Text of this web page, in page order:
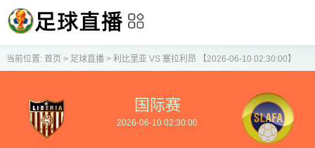
当前位置: 首页 > 足球直播> 利比里亚 VS 塞拉利昂 【2026-06-10 02:30:00】
国际赛
2026-06-10 02:30:00